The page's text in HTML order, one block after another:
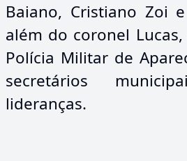
Baiano, Cristiano Zoi
além do coronel
Polícia Militar de
secretários
lideranças.